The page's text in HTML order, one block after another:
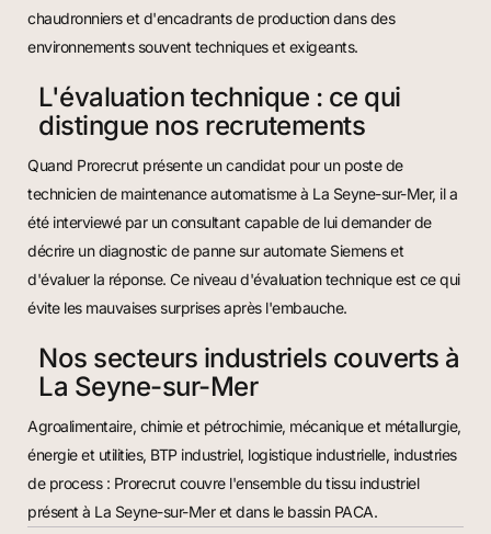
chaudronniers et d'encadrants de production dans des
environnements souvent techniques et exigeants.
L'évaluation technique : ce qui
distingue nos recrutements
Quand Prorecrut présente un candidat pour un poste de
technicien de maintenance automatisme à La Seyne-sur-Mer, il a
été interviewé par un consultant capable de lui demander de
décrire un diagnostic de panne sur automate Siemens et
d'évaluer la réponse. Ce niveau d'évaluation technique est ce qui
évite les mauvaises surprises après l'embauche.
Nos secteurs industriels couverts à
La Seyne-sur-Mer
Agroalimentaire, chimie et pétrochimie, mécanique et métallurgie,
énergie et utilities, BTP industriel, logistique industrielle, industries
de process : Prorecrut couvre l'ensemble du tissu industriel
présent à La Seyne-sur-Mer et dans le bassin PACA.